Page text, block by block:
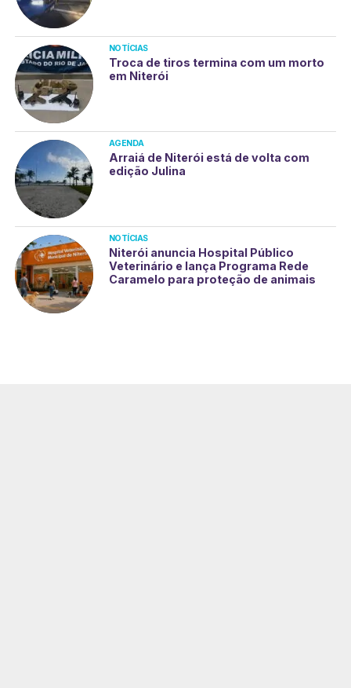
NOTÍCIAS
Troca de tiros termina com um morto
em Niterói
AGENDA
Arraiá de Niterói está de volta com
edição Julina
NOTÍCIAS
Niterói anuncia Hospital Público
Veterinário e lança Programa Rede
Caramelo para proteção de animais